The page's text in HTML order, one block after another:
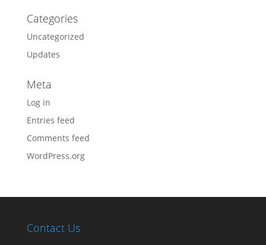
Categories
Uncategorized
Updates
Meta
Log in
Entries feed
Comments feed
WordPress.org
Contact Us